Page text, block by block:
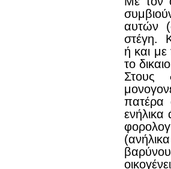
αυτών
στέγη.
ή και
το
Στους
πατέρα